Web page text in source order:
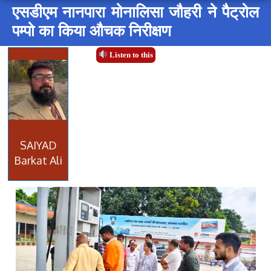
एसडीएम नानपारा मोनालिसा जौहरी ने पैट्रोल
पम्पो का किया औचक निरीक्षण
Listen to this
SAIYAD
Barkat Ali